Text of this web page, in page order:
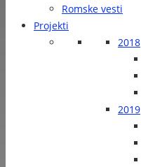
Romske vesti
Projekti
2018
2019